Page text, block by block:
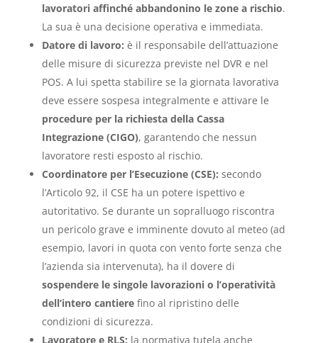
lavoratori affinché abbandonino le zone a rischio.
La sua è una decisione operativa e immediata.
Datore di lavoro: è il responsabile dell’attuazione
delle misure di sicurezza previste nel DVR e nel
POS. A lui spetta stabilire se la giornata lavorativa
deve essere sospesa integralmente e attivare le
procedure per la richiesta della Cassa
Integrazione (CIGO), garantendo che nessun
lavoratore resti esposto al rischio.
Coordinatore per l’Esecuzione (CSE): secondo
l’Articolo 92, il CSE ha un potere ispettivo e
autoritativo. Se durante un sopralluogo riscontra
un pericolo grave e imminente dovuto al meteo (ad
esempio, lavori in quota con vento forte senza che
l’azienda sia intervenuta), ha il dovere di
sospendere le singole lavorazioni o l’operatività
dell’intero cantierefino al ripristino delle
condizioni di sicurezza.
Lavoratore e RLS: la normativa tutela anche